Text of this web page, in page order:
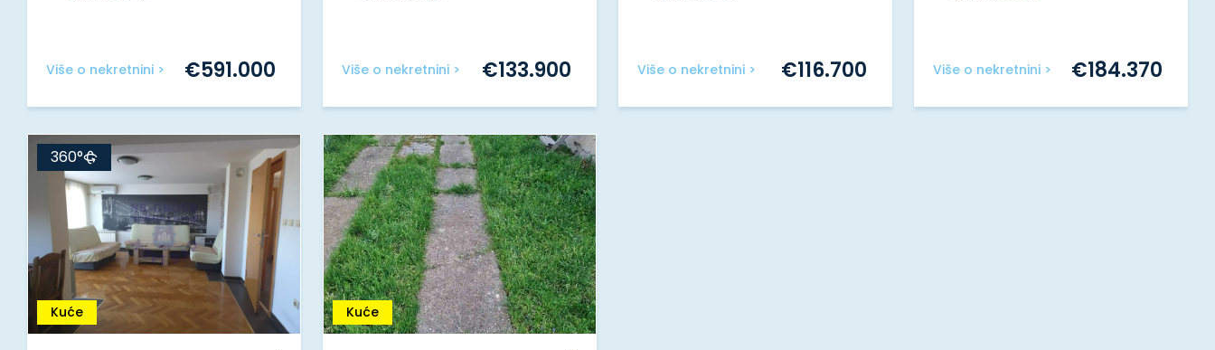
Više o nekretnini > €591.000 Više o nekretnini > €133.900 Više o nekretnini > €116.700 Više o nekretnini > €184.370
Kuće
360°
Kuće